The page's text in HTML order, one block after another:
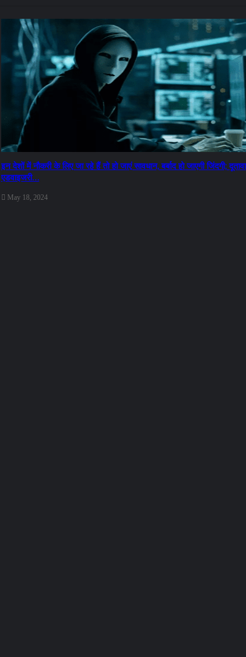
इन देशों में नौकरी के लिए जा रहे हैं तो हो जाएं सावधान, बर्बाद हो जाएगी जिंदगी;
एडवाइजरी…
May 18, 2024